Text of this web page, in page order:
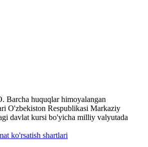
. Barcha huquqlar himoyalangan
O'zbekiston Respublikasi Markaziy
davlat kursi bo'yicha milliy valyutada
ko'rsatish shartlari